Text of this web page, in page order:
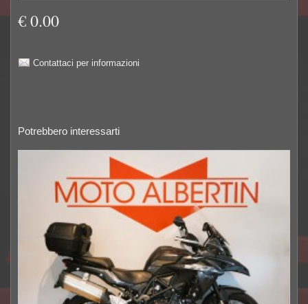
€ 0.00
Contattaci per informazioni
Potrebbero interessarti